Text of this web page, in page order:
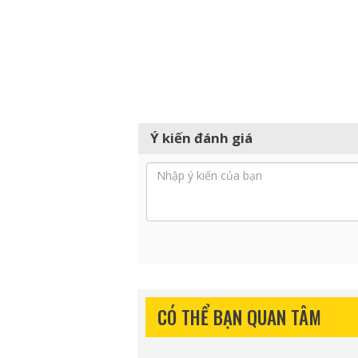
Ý kiến đánh giá
CÓ THỂ BẠN QUAN TÂM